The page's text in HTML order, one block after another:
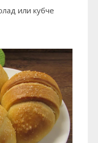
или кубче